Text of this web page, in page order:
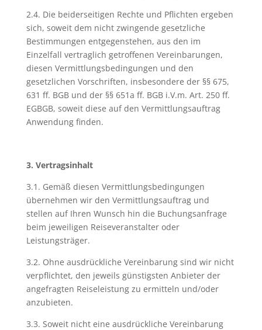
2.4. Die beiderseitigen Rechte und Pflichten ergeben
sich, soweit dem nicht zwingende gesetzliche
Bestimmungen entgegenstehen, aus den im
Einzelfall vertraglich getroffenen Vereinbarungen,
diesen Vermittlungsbedingungen und den
gesetzlichen Vorschriften, insbesondere der §§ 675,
631 ff. BGB und der §§ 651a ff. BGB i.V.m. Art. 250 ff.
EGBGB, soweit diese auf den Vermittlungsauftrag
Anwendung finden.
3. Vertragsinhalt
3.1. Gemäß diesen Vermittlungsbedingungen
übernehmen wir den Vermittlungsauftrag und
stellen auf Ihren Wunsch hin die Buchungsanfrage
beim jeweiligen Reiseveranstalter oder
Leistungsträger.
3.2. Ohne ausdrückliche Vereinbarung sind wir nicht
verpflichtet, den jeweils günstigsten Anbieter der
angefragten Reiseleistung zu ermitteln und/oder
anzubieten.
3.3. Soweit nicht eine ausdrückliche Vereinbarung